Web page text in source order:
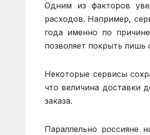
Одним из факторов
расходов. Например,
года именно по
позволяет покрыть лишь
Некоторые сервисы
что величина доставки
заказа.
Параллельно россияне